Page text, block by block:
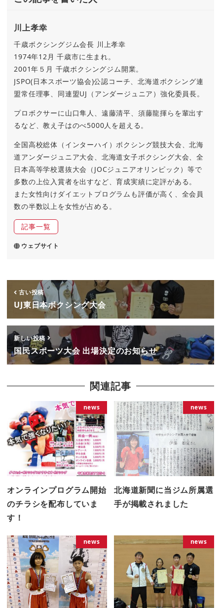
川上孝幸
千歳ボクシングジム会長 川上孝幸
1974年12月 千歳市に生まれ。
2001年５月 千歳ボクシングジム開業。
JSPO(日本スポーツ協会)公認コーチ、北海道ボクシング連
盟常任理事、同連盟UJ（アンダージュニア）強化委員長。
プロボクサーに山口隼人、遠藤清平、須藤龍揮らを輩出す
るなど、教え子はのべ5000人を超える。
全国高校総体（インターハイ）ボクシング競技大会、北海
道アンダージュニア大会、北海道女子ボクシング大会、全
日本高等学校選抜大会（JOCジュニアオリンピック）等で
多数の上位入賞者を出すなど、育成実績に定評がある。
また女性向けダイエットプログラムも評価が高く、全会員
数の半数以上を女性が占める。
記事一覧
ウェブサイト
古い投稿
UJ東日本ボクシング大会
新しい投稿
国民スポーツ大会 出場決定のお知らせ
関連記事
news
オンラインプログラム開始
のチラシを配布していま
す！
news
北海道新聞に当ジム所属選
手が掲載されました
news news